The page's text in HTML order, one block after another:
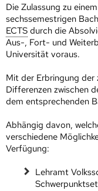
Die Zulassung zu
sechssemestrigen
ECTS durch die
Aus-, Fort- und
Universität voraus.
Mit der Erbringung der
Differenzen zwischen
dem entsprechenden
Abhängig davon,
verschiedene
Verfügung:
Lehramt